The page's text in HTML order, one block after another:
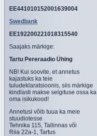
EE441010152001639004
Swedbank
EE192200221018315540
Saajaks märkige:
Tartu Pereraadio Ühing
NB! Kui soovite, et annetus
kajastuks ka teie
tuludeklaratsioonis, siis märkige
kindlasti makse selgituse ossa ka
oma isikukood!
Annetusi võib tuua ka meie
stuudiotesse
Tehnika 115, Tallinnas või
Riia 22a-1, Tartus